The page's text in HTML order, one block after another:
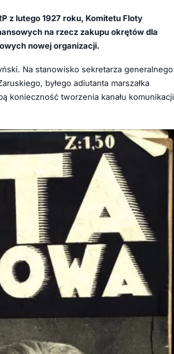
z lutego 1927 roku, Komitetu Floty
na rzecz zakupu okrętów dla
nowej organizacji.
Na stanowisko sekretarza generalnego
byłego adiutanta marszałka
konieczność tworzenia kanału komunikacji